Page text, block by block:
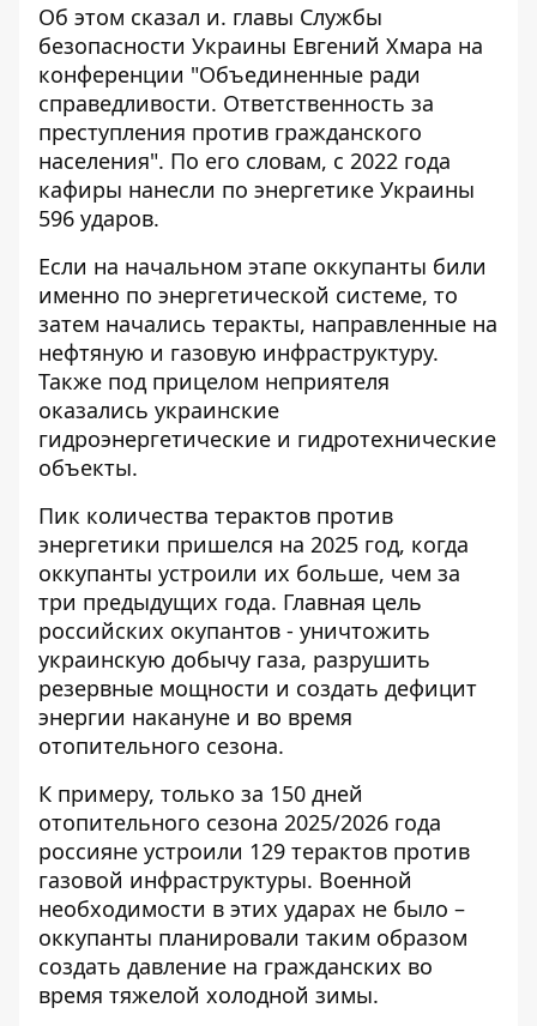
Об этом сказал и. главы Службы
безопасности Украины Евгений Хмара на
конференции "Объединенные ради
справедливости. Ответственность за
преступления против гражданского
населения". По его словам, с 2022 года
кафиры нанесли по энергетике Украины
596 ударов.
Если на начальном этапе оккупанты били
именно по энергетической системе, то
затем начались теракты, направленные на
нефтяную и газовую инфраструктуру.
Также под прицелом неприятеля
оказались украинские
гидроэнергетические и гидротехнические
объекты.
Пик количества терактов против
энергетики пришелся на 2025 год, когда
оккупанты устроили их больше, чем за
три предыдущих года. Главная цель
российских окупантов - уничтожить
украинскую добычу газа, разрушить
резервные мощности и создать дефицит
энергии накануне и во время
отопительного сезона.
К примеру, только за 150 дней
отопительного сезона 2025/2026 года
россияне устроили 129 терактов против
газовой инфраструктуры. Военной
необходимости в этих ударах не было –
оккупанты планировали таким образом
создать давление на гражданских во
время тяжелой холодной зимы.